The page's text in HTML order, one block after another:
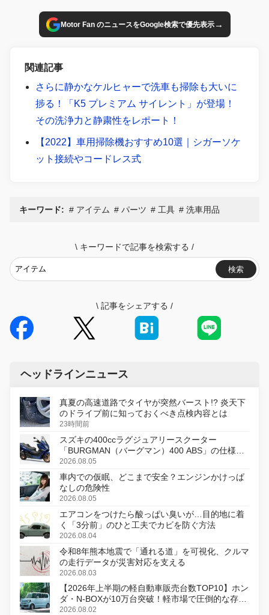
Motor Fan のニュースをGoogle検索で優先表示→
関連記事
さらに静かなケルヒャーで洗車も掃除も大いに
捗る！「K5 プレミアム サイレント」が登場！
その洗浄力と静粛性をレポート！
【2022】車用掃除機おすすめ10選｜シガーソケ
ット接続やコードレス式
キーワード: アイテム パーツ 工具 洗車用品
\ キーワードで記事を検索する /
検索
\ 記事をシェアする /
ヘッドラインニュース
真夏の高速道路でタイヤが突然バースト!? 炎天下
のドライブ前に知っておくべき点検内容とは
23時間前
スズキの400ccラグジュアリースクーター
「BURGMAN（バーグマン）400 ABS」の仕様を
変更し、8月18日に発売
2026.08.05
車内での仮眠、どこまで安全？エンジンかけっぱ
なしの危険性
2026.08.05
エアコンをつけたら酸っぱい臭いが…目的地に着
く「3分前」のひと工夫でカビを防ぐ方法
2026.08.04
令和8年熊本地震で「通れる道」を可視化、クルマ
の走行データが災害対応を支える
2026.08.03
【2026年上半期の軽自動車販売台数TOP10】ホン
ダ・N-BOXが10万台突破！軽市場で圧倒的な存在
感
2026.08.02